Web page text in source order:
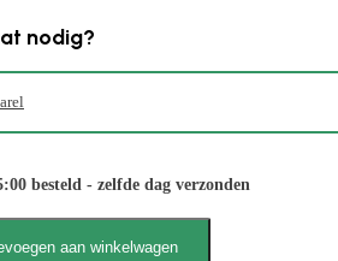
nodig?
besteld - zelfde dag verzonden
aan winkelwagen